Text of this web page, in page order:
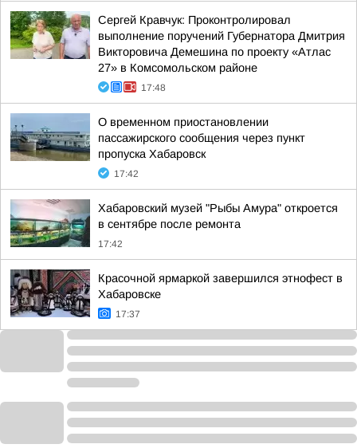
Сергей Кравчук: Проконтролировал
выполнение поручений Губернатора Дмитрия
Викторовича Демешина по проекту «Атлас
27» в Комсомольском районе
17:48
О временном приостановлении
пассажирского сообщения через пункт
пропуска Хабаровск
17:42
Хабаровский музей "Рыбы Амура" откроется
в сентябре после ремонта
17:42
Красочной ярмаркой завершился этнофест в
Хабаровске
17:37